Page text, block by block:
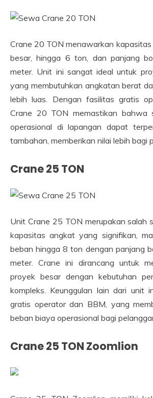
Crane 20 TON menawarkan
besar, hingga 6 ton, dan panjang
meter. Unit ini sangat ideal untuk
yang membutuhkan angkatan berat
lebih luas. Dengan fasilitas gratis
Crane 20 TON memastikan bahwa
operasional di lapangan dapat
tambahan, memberikan nilai lebih bagi
Crane 25 TON
Unit Crane 25 TON merupakan salah
kapasitas angkat yang signifikan,
beban hingga 8 ton dengan panjang
meter. Crane ini dirancang untuk
proyek besar dengan kebutuhan
kompleks. Keunggulan lain dari unit
gratis operator dan BBM, yang
beban biaya operasional bagi
Crane 25 TON Zoomlion